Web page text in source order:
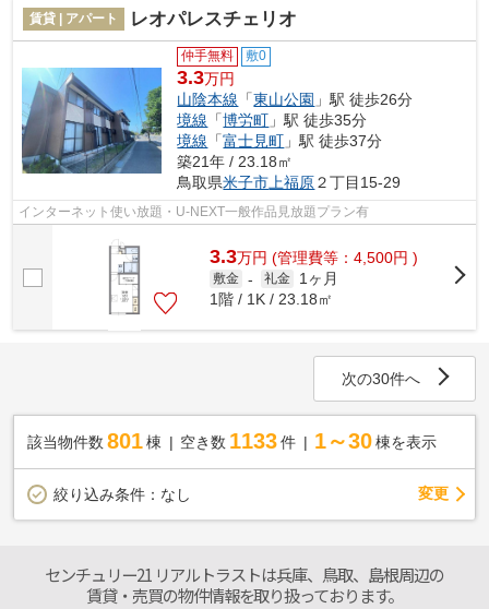
賃貸 | アパート レオパレスチェリオ
仲手無料 敷0
3.3万円
山陰本線 「東山公園 」駅 徒歩26分
境線 「博労町 」駅 徒歩35分
境線 「富士見町 」駅 徒歩37分
築21年 / 23.18㎡
鳥取県米子市上福原２丁目15-29
インターネット使い放題・U-NEXT一般作品見放題プラン有
3.3万円 (管理費等：4,500円 )
敷金 - 礼金
1ヶ月
1階 / 1K / 23.18㎡
次の30件へ
該当物件数 801棟 空き数 1133 件 1～30 棟を表示
絞り込み条件： なし 変更
センチュリー21 リアルトラストは兵庫、鳥取、島根周辺の
賃貸・売買の物件情報を取り扱っております。